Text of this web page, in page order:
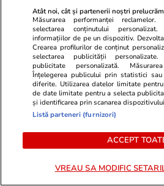
înseamnă un Super El Niño
pozitiv
Știri Locale
Cum va fi vremea în
9 august 2026: ANM
vijelii și ploi torențiale
Citește mai
Atât noi, cât și partenerii noștri
Măsurarea performanței
selectarea conținutului
informațiilor de pe un dispozitiv.
Crearea profilurilor de conținut
selectarea publicității
publicitate personalizată.
Înțelegerea publicului prin statistici
diferite. Utilizarea datelor limitate
de date limitate pentru a selecta
și identificarea prin scanarea
Listă parteneri (furnizori)
ACCEPT
VREAU SA MODIFIC